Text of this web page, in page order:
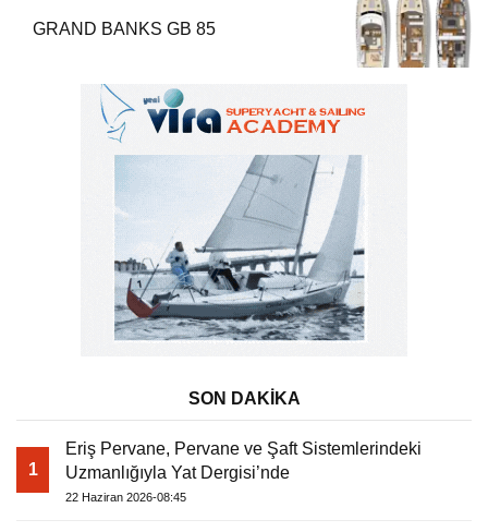
GRAND BANKS GB 85
SON DAKİKA
1
Eriş Pervane, Pervane ve Şaft Sistemlerindeki
Uzmanlığıyla Yat Dergisi’nde
22 Haziran 2026-08:45